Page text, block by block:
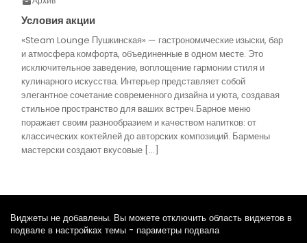
Условия акции
«Steam Lounge Пушкинская» — гастрономические изыски, бар
и атмосфера комфорта, объединенные в одном месте. Это
исключительное заведение, воплощение гармонии стиля и
кулинарного искусства. Интерьер представляет собой
элегантное сочетание современного дизайна и уюта, создавая
стильное пространство для ваших встреч.Барное меню
поражает своим разнообразием и качеством напитков: от
классических коктейлей до авторских композиций. Бармены
мастерски создают вкусовые […]
Виджеты не добавлены. Вы можете отключить область виджетов в
подвале в настройках темы - параметры подвала